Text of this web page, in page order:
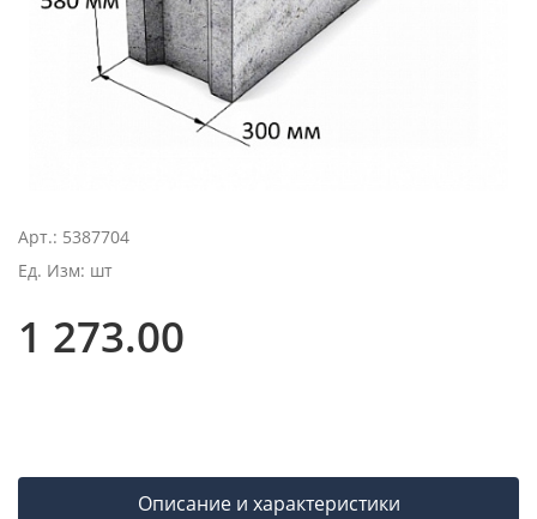
Арт.: 5387704
Ед. Изм: шт
1 273.00
Описание и характеристики